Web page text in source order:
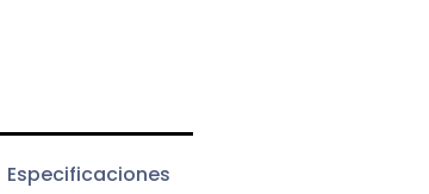
Especificaciones